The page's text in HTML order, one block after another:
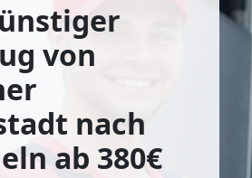
von
nach
ab 380€